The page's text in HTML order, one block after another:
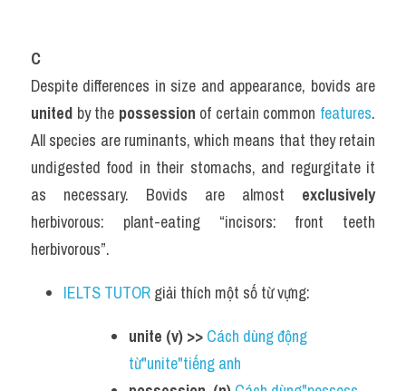
C
united by the possession of certain common features.
All species are ruminants, which means that they retain
undigested food in their stomachs, and regurgitate it
as necessary. Bovids are almost exclusively
herbivorous: plant-eating “incisors: front teeth
herbivorous”.
IELTS TUTOR giải thích một số từ vựng:
unite (v) >> Cách dùng động
từ"unite"tiếng anh